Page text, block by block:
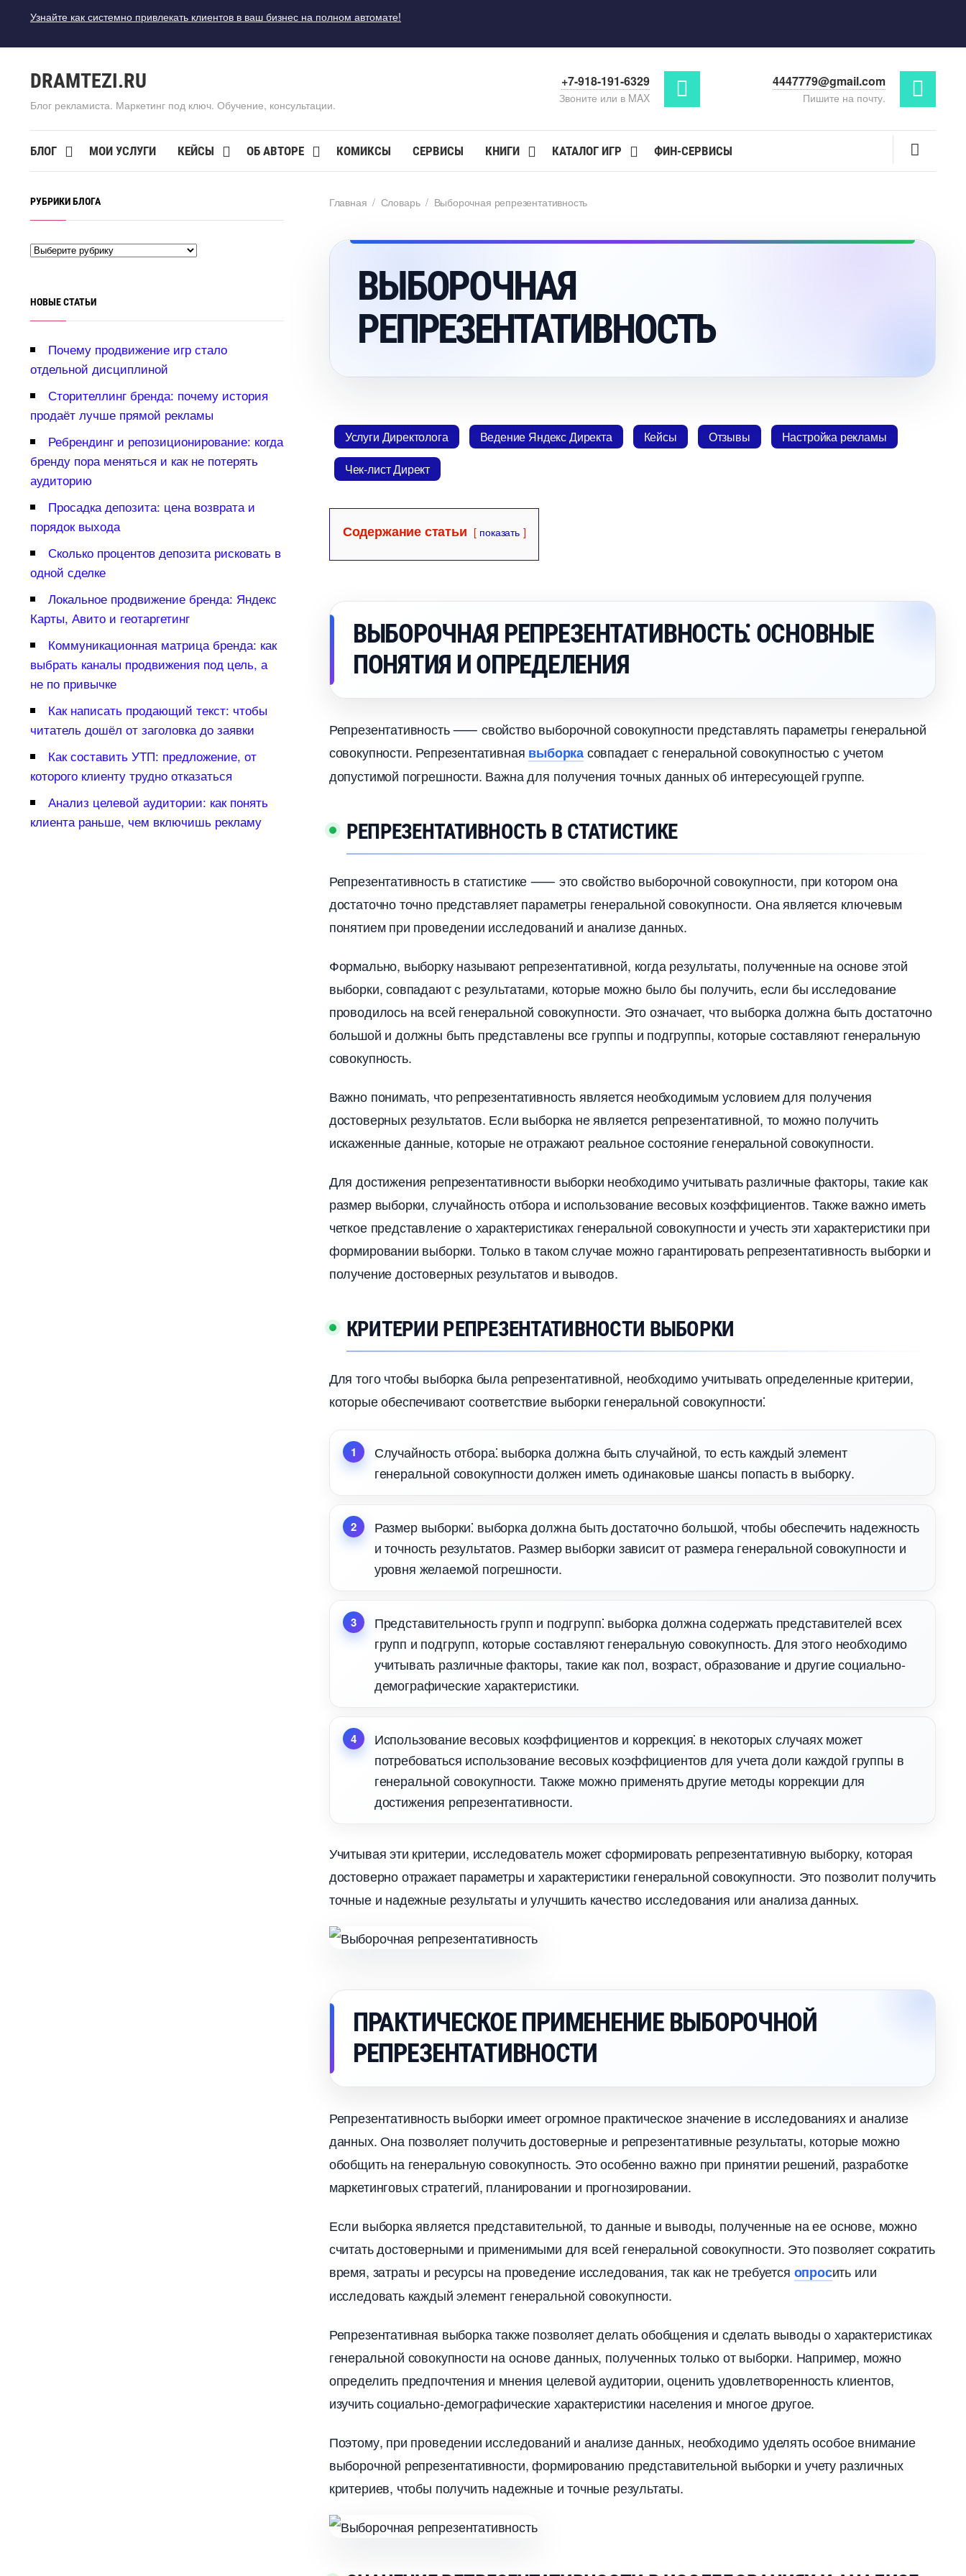
Узнайте как системно привлекать клиентов в ваш бизнес на полном автомате!
DRAMTEZI.RU
Блог рекламиста. Маркетинг под ключ. Обучение, консультации.
+7-918-191-6329
Звоните или в MAX
4447779@gmail.com
Пишите на почту.
БЛОГ МОИ УСЛУГИ КЕЙСЫ ОБ АВТОРЕ КОМИКСЫ СЕРВИСЫ КНИГИ КАТАЛОГ ИГР ФИН-СЕРВИСЫ
Главная / Словарь/ ыборочная репрезентативность
ЫБОРОЧНАЯ
РЕПРЕЗЕНТАТИВНОСТЬ
Услуги Директолога едение Яндекс Директа Кейсы Отзывы
Настройка рекламы
Чек-лист Директ
Содержание статьи показать
ЫБОРОЧНАЯ РЕПРЕЗЕНТАТИВНОСТЬ⁚ ОСНОВНЫЕ
ПОНЯТИЯ И ОПРЕДЕЛЕНИЯ
Репрезентативность ⸺ свойство выборочной совокупности представлять параметры генеральной
совокупности.​ Репрезентативная ыборкасовпадает с генеральной совокупностью с учетом
допустимой погрешности.​ Важна для получения точных данных об интересующей группе.​
РЕПРЕЗЕНТАТИВНОСТЬ В СТАТИСТИКЕ
Репрезентативность в статистике ⸺ это свойство выборочной совокупности, при котором она
достаточно точно представляет параметры генеральной совокупности.​ Она является ключевым
понятием при проведении исследований и анализе данных.​
Формально, выборку называют репрезентативной, когда результаты, полученные на основе этой
ыборки, совпадают с результатами, которые можно было бы получить, если бы исследование
проводилось на всей генеральной совокупности.​ Это означает, что выборка должна быть достаточно
ольшой и должны быть представлены все группы и подгруппы, которые составляют генеральную
совокупность.​
ажно понимать, что репрезентативность является необходимым условием для получения
достоверных результатов. Если выборка не является репрезентативной, то можно получить
искаженные данные, которые не отражают реальное состояние генеральной совокупности.​
Для достижения репрезентативности выборки необходимо учитывать различные факторы, такие как
размер выборки, случайность отбора и использование весовых коэффициентов.​ Также важно иметь
четкое представление о характеристиках генеральной совокупности и учесть эти характеристики при
формировании выборки. Только в таком случае можно гарантировать репрезентативность выборки и
получение достоверных результатов и выводов.​
КРИТЕРИИ РЕПРЕЗЕНТАТИВНОСТИ ВЫБОРКИ
Для того чтобы выборка была репрезентативной, необходимо учитывать определенные критерии,
которые обеспечивают соответствие выборки генеральной совокупности⁚
Случайность отбора⁚ выборка должна быть случайной, то есть каждый элемент
енеральной совокупности должен иметь одинаковые шансы попасть в выборку.​
Размер выборки⁚ выборка должна быть достаточно большой, чтобы обеспечить надежность
и точность результатов.​ Размер выборки зависит от размера генеральной совокупности и
уровня желаемой погрешности.​
Представительность групп и подгрупп⁚ выборка должна содержать представителей всех
рупп и подгрупп, которые составляют генеральную совокупность.​ Для этого необходимо
учитывать различные факторы, такие как пол, возраст, образование и другие социально-
демографические характеристики.
Использование весовых коэффициентов и коррекция⁚ в некоторых случаях может
потребоваться использование весовых коэффициентов для учета доли каждой группы
енеральной совокупности.​ Также можно применять другие методы коррекции для
достижения репрезентативности.​
Учитывая эти критерии, исследователь может сформировать репрезентативную выборку, которая
достоверно отражает параметры и характеристики генеральной совокупности. Это позволит получить
точные и надежные результаты и улучшить качество исследования или анализа данных.
ПРАКТИЧЕСКОЕ ПРИМЕНЕНИЕ ВЫБОРОЧНОЙ
РЕПРЕЗЕНТАТИВНОСТИ
Репрезентативность выборки имеет огромное практическое значение в исследованиях и анализе
данных. Она позволяет получить достоверные и репрезентативные результаты, которые можно
обобщить на генеральную совокупность.​ Это особенно важно при принятии решений, разработке
маркетинговых стратегий, планировании и прогнозировании.​
Если выборка является представительной, то данные и выводы, полученные на ее основе, можно
считать достоверными и применимыми для всей генеральной совокупности. Это позволяет сократить
ремя, затраты и ресурсы на проведение исследования, так как не требуется опросить или
исследовать каждый элемент генеральной совокупности.​
Репрезентативная выборка также позволяет делать обобщения и сделать выводы о характеристиках
енеральной совокупности на основе данных, полученных только от выборки.​ Например, можно
определить предпочтения и мнения целевой аудитории, оценить удовлетворенность клиентов,
изучить социально-демографические характеристики населения и многое другое.​
Поэтому, при проведении исследований и анализе данных, необходимо уделять особое внимание
ыборочной репрезентативности, формированию представительной выборки и учету различных
критериев, чтобы получить надежные и точные результаты.​
РУБРИКИ БЛОГА
НОВЫЕ СТАТЬИ
Почему продвижение игр стало
отдельной дисциплиной
Сторителлинг бренда: почему история
продаёт лучше прямой рекламы
Ребрендинг и репозиционирование: когда
ренду пора меняться и как не потерять
аудиторию
Просадка депозита: цена возврата и
порядок выхода
Сколько процентов депозита рисковать
одной сделке
Локальное продвижение бренда: Яндекс
Карты, Авито и геотаргетин
Коммуникационная матрица бренда: как
ыбрать каналы продвижения под цель, а
не по привычке
Как написать продающий текст: чтобы
читатель дошёл от заголовка до заявки
Как составить УТП: предложение, от
которого клиенту трудно отказаться
Анализ целевой аудитории: как понять
клиента раньше, чем включишь рекламу